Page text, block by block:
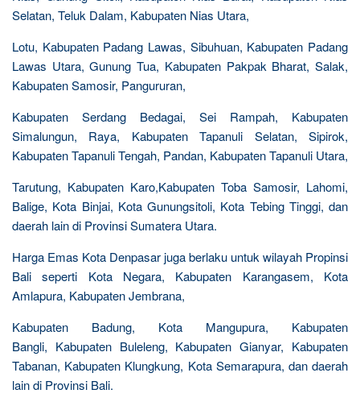
Selatan, Teluk Dalam, Kabupaten Nias Utara,
Lotu, Kabupaten Padang Lawas, Sibuhuan, Kabupaten Padang
Lawas Utara, Gunung Tua, Kabupaten Pakpak Bharat, Salak,
Kabupaten Samosir, Pangururan,
Kabupaten Serdang Bedagai, Sei Rampah, Kabupaten
Simalungun, Raya, Kabupaten Tapanuli Selatan, Sipirok,
Kabupaten Tapanuli Tengah, Pandan, Kabupaten Tapanuli Utara,
Tarutung, Kabupaten Karo,Kabupaten Toba Samosir, Lahomi,
Balige, Kota Binjai, Kota Gunungsitoli, Kota Tebing Tinggi, dan
daerah lain di Provinsi Sumatera Utara.
Harga Emas Kota Denpasar juga berlaku untuk wilayah Propinsi
Bali seperti Kota Negara, Kabupaten Karangasem, Kota
Amlapura, Kabupaten Jembrana,
Kabupaten Badung, Kota Mangupura, Kabupaten
Bangli, Kabupaten Buleleng, Kabupaten Gianyar, Kabupaten
Tabanan, Kabupaten Klungkung, Kota Semarapura, dan daerah
lain di Provinsi Bali.